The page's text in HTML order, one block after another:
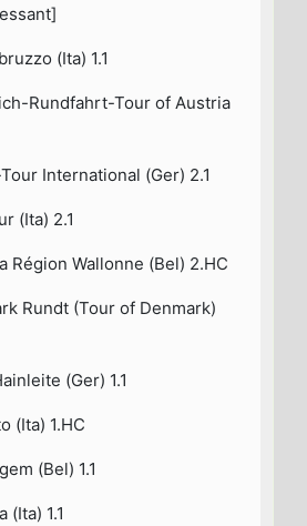
(Ita) 1.1
Rundfahrt-Tour of Austria
International (Ger) 2.1
(Ita) 2.1
Région Wallonne (Bel) 2.HC
Rundt (Tour of Denmark)
(Ger) 1.1
(Ita) 1.HC
(Bel) 1.1
(Ita) 1.1